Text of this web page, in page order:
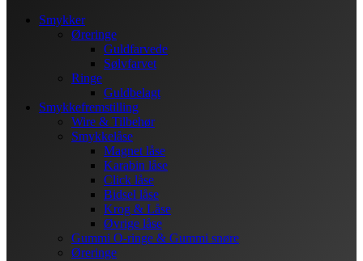
Smykker
Øreringe
Guldfarvede
Sølvfarvet
Ringe
Guldbelagt
Smykkefremstilling
Wire & Tilbehør
Smykkelåse
Magnet låse
Karabin låse
Click låse
Bidsel låse
Krog & Låse
Øvrige låse
Gummi O-ringe & Gummi snøre
Øreringe